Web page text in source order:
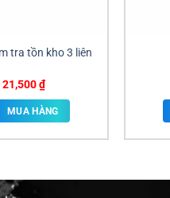
tra tồn kho 3 liên
21,500₫
MUA HÀNG